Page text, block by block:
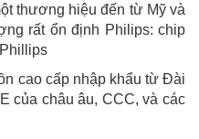
thương hiệu đến từ Mỹ và
rất ổn định Philips: chip
cao cấp nhập khẩu từ Đài
của châu âu, CCC, và các